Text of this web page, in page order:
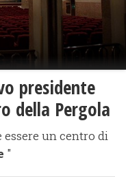
presidente
della Pergola
essere un centro di
"